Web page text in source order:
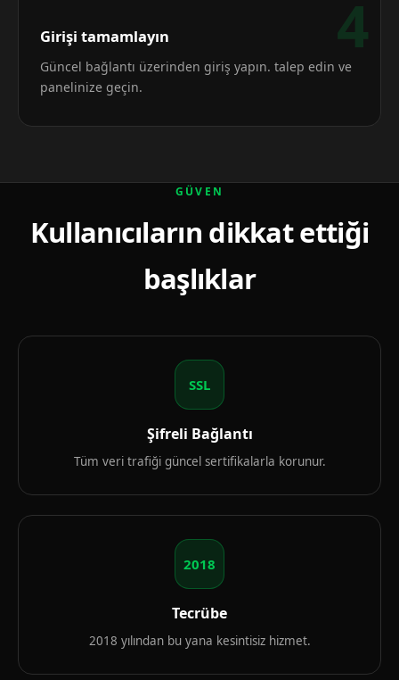
4
Girişi tamamlayın
Güncel bağlantı üzerinden giriş yapın. talep edin ve
panelinize geçin.
GÜVEN
Kullanıcıların dikkat ettiği
başlıklar
SSL
Şifreli Bağlantı
Tüm veri trafiği güncel sertifikalarla korunur.
2018
Tecrübe
2018 yılından bu yana kesintisiz hizmet.